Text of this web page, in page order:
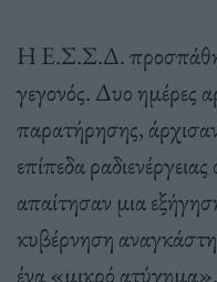
Η Ε.Σ.Σ.Δ.
γεγονός. Δυο ημέρες
παρατήρησης,
επίπεδα
απαίτησαν μια
κυβέρνηση
ένα «μικρό